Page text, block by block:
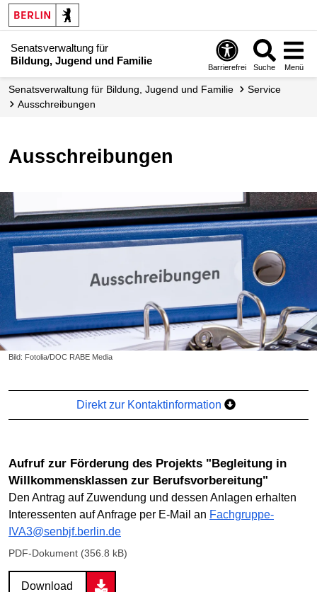
Senatsverwaltung für
Bildung, Jugend und Familie
Barrierefrei Suche Menü
Senats­verwaltung für Bildung, Jugend und Familie
Service
Ausschreibungen
Ausschreibungen
Bild: Fotolia/DOC RABE Media
Direkt zur Kontaktinformation
Aufruf zur Förderung des Projekts "Begleitung in
Willkommensklassen zur Berufsvorbereitung"
Den Antrag auf Zuwendung und dessen Anlagen erhalten
Interessenten auf Anfrage per E-Mail an Fachgruppe-
IVA3@senbjf.berlin.de
PDF-Dokument (356.8 kB)
Download